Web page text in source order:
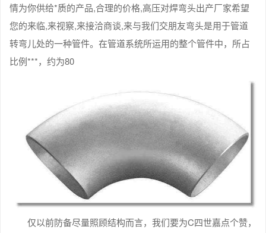
情为你供给*质的产品,合理的价格,高压对焊弯头出产厂家希望
您的来临,来视察,来接洽商谈,来与我们交朋友弯头是用于管道
转弯儿处的一种管件。在管道系统所运用的整个管件中，所占
比例***，约为80
仅以前防备尽量照顾结构而言，我们要为C四世嘉点个赞，